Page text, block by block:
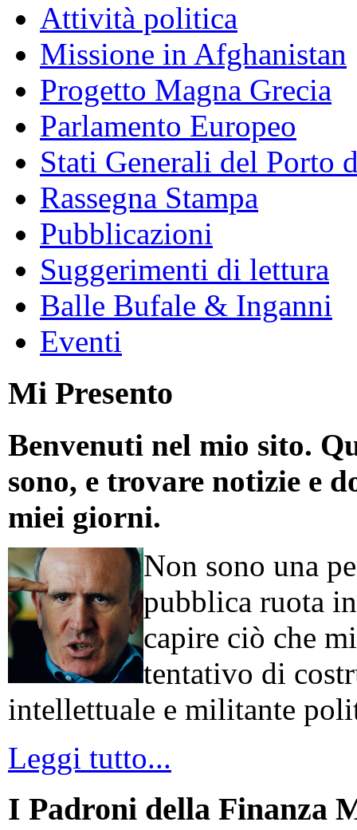
Attività politica
Missione in Afghanistan
Progetto Magna Grecia
Parlamento Europeo
Stati Generali del Porto
Rassegna Stampa
Pubblicazioni
Suggerimenti di lettura
Balle Bufale & Inganni
Eventi
Mi Presento
Benvenuti nel mio sito.
sono, e trovare notizie e
miei giorni.
Non sono una
pubblica ruota
capire ciò che
tentativo di
intellettuale e militante
Leggi tutto...
I Padroni della Finanza